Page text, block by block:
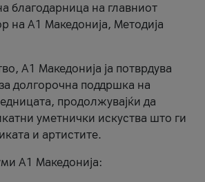
благодарница на главниот
на A1 Македонија, Методија
A1 Македонија ја потврдува
долгорочна поддршка на
продолжувајќи да
уметнички искуства што ги
и артистите.
А1 Македонија: